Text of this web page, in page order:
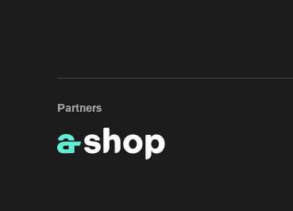
Partners